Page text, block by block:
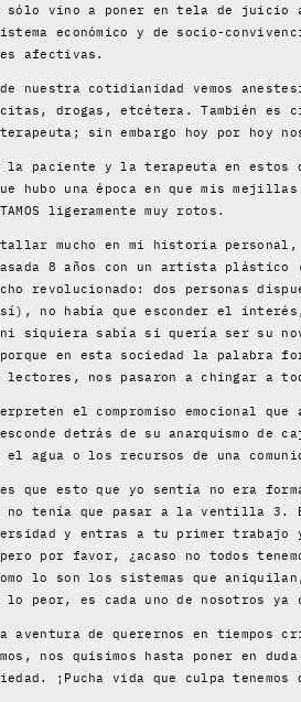
sólo vino a poner en tela de juicio
económico y de socio-
afectivas.
nuestra cotidianidad vemos
drogas, etcétera. También es
terapeuta; sin embargo hoy por hoy
la paciente y la terapeuta en estos
hubo una época en que mis
ligeramente muy rotos.
mucho en mi historia personal,
8 años con un artista plástico
revolucionado: dos personas
no había que esconder el
siquiera sabía si quería ser su
en esta sociedad la palabra
nos pasaron a chingar a
el compromiso emocional
detrás de su anarquismo de
el agua o los recursos de una
que esto que yo sentía no era
no tenía que pasar a la ventilla 3.
y entras a tu primer trabajo
por favor, ¿acaso no todos
lo son los sistemas que
peor, es cada uno de nosotros ya
la aventura de querernos en
nos quisimos hasta poner en
¡Pucha vida que culpa